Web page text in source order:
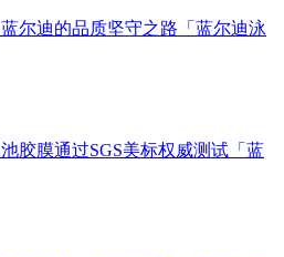
尔迪的品质坚守之路「蓝尔迪泳
胶膜通过SGS美标权威测试「蓝